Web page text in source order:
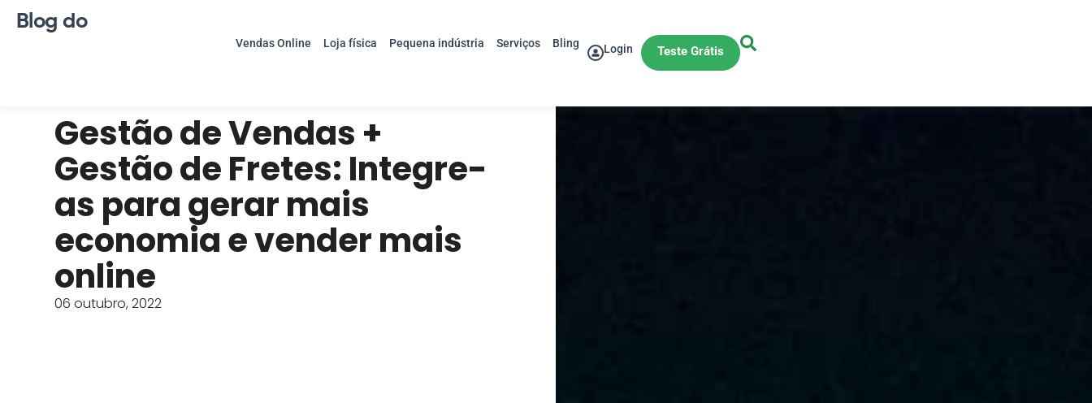
Blog do
Vendas Online Loja física Pequena indústria Serviços Bling Login Teste Grátis
Gestão de Vendas +
Gestão de Fretes: Integre-
as para gerar mais
economia e vender mais
online
06 outubro, 2022